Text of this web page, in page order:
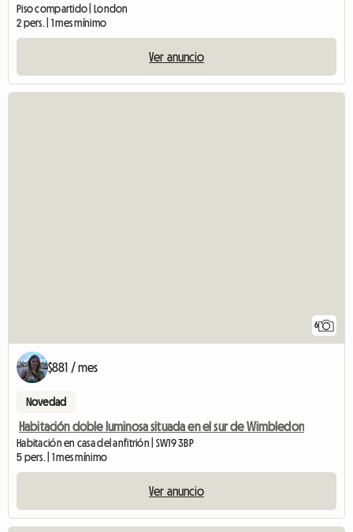
Piso compartido | London
2 pers. | 1 mes mínimo
Ver anuncio
6
$881 / mes
Novedad
Habitación doble luminosa situada en el sur de Wimbledon
Habitación en casa del anfitrión | SW19 3BP
5 pers. | 1 mes mínimo
Ver anuncio